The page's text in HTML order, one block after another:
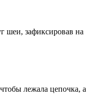
шеи, зафиксировав на
лежала цепочка, а